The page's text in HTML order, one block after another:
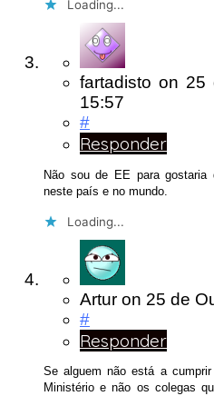
Loading...
fartadisto on 25
15:57
#
Responder
Não sou de EE para
neste país e no mundo.
Loading...
Artur on 25 de
#
Responder
Se alguem não está a
Ministério e não os colegas